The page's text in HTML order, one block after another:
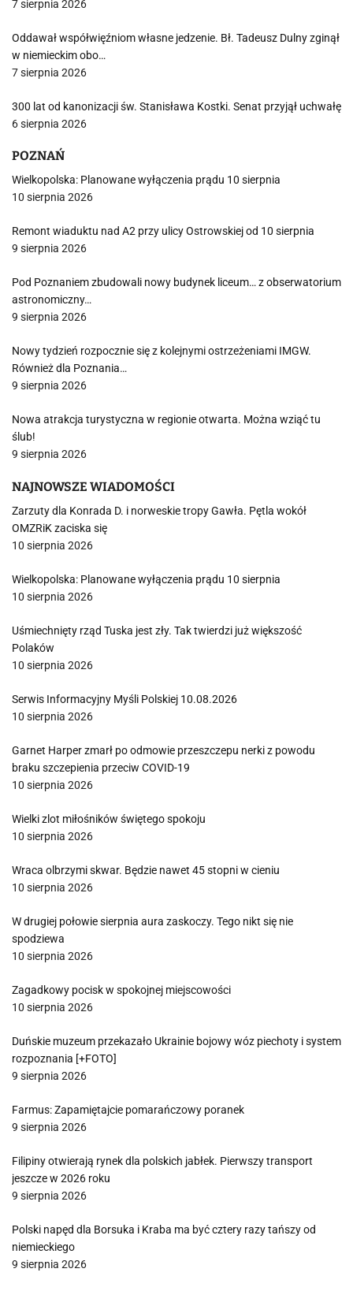
7 sierpnia 2026
Oddawał współwięźniom własne jedzenie. Bł. Tadeusz Dulny zginął
w niemieckim obo…
7 sierpnia 2026
300 lat od kanonizacji św. Stanisława Kostki. Senat przyjął uchwałę
6 sierpnia 2026
POZNAŃ
Wielkopolska: Planowane wyłączenia prądu 10 sierpnia
10 sierpnia 2026
Remont wiaduktu nad A2 przy ulicy Ostrowskiej od 10 sierpnia
9 sierpnia 2026
Pod Poznaniem zbudowali nowy budynek liceum… z obserwatorium
astronomiczny…
9 sierpnia 2026
Nowy tydzień rozpocznie się z kolejnymi ostrzeżeniami IMGW.
Również dla Poznania…
9 sierpnia 2026
Nowa atrakcja turystyczna w regionie otwarta. Można wziąć tu
ślub!
9 sierpnia 2026
NAJNOWSZE WIADOMOŚCI
Zarzuty dla Konrada D. i norweskie tropy Gawła. Pętla wokół
OMZRiK zaciska się
10 sierpnia 2026
Wielkopolska: Planowane wyłączenia prądu 10 sierpnia
10 sierpnia 2026
Uśmiechnięty rząd Tuska jest zły. Tak twierdzi już większość
Polaków
10 sierpnia 2026
Serwis Informacyjny Myśli Polskiej 10.08.2026
10 sierpnia 2026
Garnet Harper zmarł po odmowie przeszczepu nerki z powodu
braku szczepienia przeciw COVID-19
10 sierpnia 2026
Wielki zlot miłośników świętego spokoju
10 sierpnia 2026
Wraca olbrzymi skwar. Będzie nawet 45 stopni w cieniu
10 sierpnia 2026
W drugiej połowie sierpnia aura zaskoczy. Tego nikt się nie
spodziewa
10 sierpnia 2026
Zagadkowy pocisk w spokojnej miejscowości
10 sierpnia 2026
Duńskie muzeum przekazało Ukrainie bojowy wóz piechoty i system
rozpoznania [+FOTO]
9 sierpnia 2026
Farmus: Zapamiętajcie pomarańczowy poranek
9 sierpnia 2026
Filipiny otwierają rynek dla polskich jabłek. Pierwszy transport
jeszcze w 2026 roku
9 sierpnia 2026
Polski napęd dla Borsuka i Kraba ma być cztery razy tańszy od
niemieckiego
9 sierpnia 2026